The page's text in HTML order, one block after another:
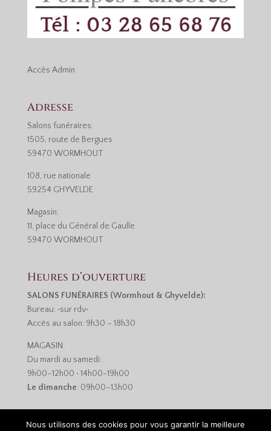
Accès Admin
Adresse
Salons funéraires:
1505, route de Bergues
59470 WORMHOUT
108, rue nationale
59254 GHYVELDE
Magasin:
11, place du Général de Gaulle
59470 WORMHOUT
Heures d’ouverture
SALONS FUNÉRAIRES (Wormhout & Ghyvelde):
Bureau: •sur rdv•
Accès au salon: 9h30 – 18h30
MAGASIN:
Du mardi au samedi:
9h00–12h00 • 14h00-19h00
Le dimanche: 09h00–13h00
Nous utilisons des cookies pour vous garantir la meilleure